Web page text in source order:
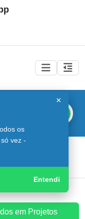
Projetos Estruturais
em Projetos
×
os
vez -
Entendi